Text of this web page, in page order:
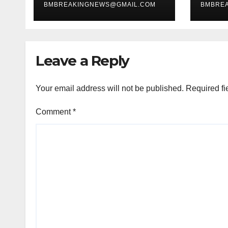
BMBREAKINGNEWS@GMAIL.COM
हुए
Leave a Reply
Your email address will not be published. Required
Comment*